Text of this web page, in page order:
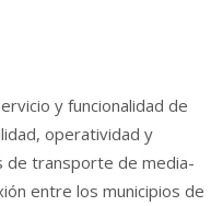
y funcionalidad de
operatividad y
de transporte de media-
entre los municipios de